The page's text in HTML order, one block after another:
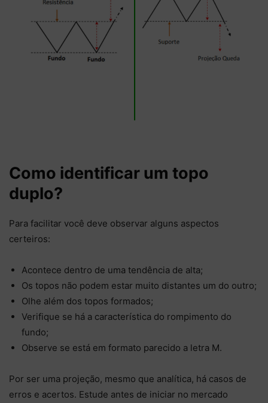
Como identificar um topo
duplo?
Para facilitar você deve observar alguns aspectos
certeiros:
Acontece dentro de uma tendência de alta;
Os topos não podem estar muito distantes um do outro;
Olhe além dos topos formados;
Verifique se há a característica do rompimento do
fundo;
Observe se está em formato parecido a letra M.
Por ser uma projeção, mesmo que analítica, há casos de
erros e acertos. Estude antes de iniciar no mercado